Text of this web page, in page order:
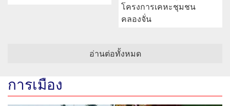
โครงการเคหะชุมชน
คลองจั่น
อ่านต่อทั้งหมด
การเมือง